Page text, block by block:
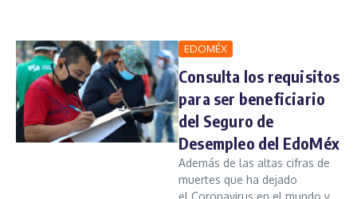
EDOMÉX
Consulta los requisitos
para ser beneficiario
del Seguro de
Desempleo del EdoMéx
Además de las altas cifras de
muertes que ha dejado